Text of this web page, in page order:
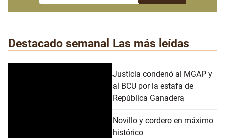
Destacado semanal Las más leídas
Justicia condenó al MGAP y
al BCU por la estafa de
República Ganadera
Novillo y cordero en máximo
histórico